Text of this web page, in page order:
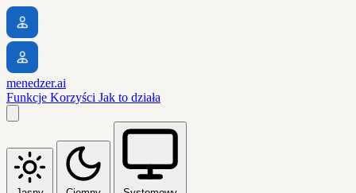
menedzer.ai
Funkcje Korzyści Jak to działa